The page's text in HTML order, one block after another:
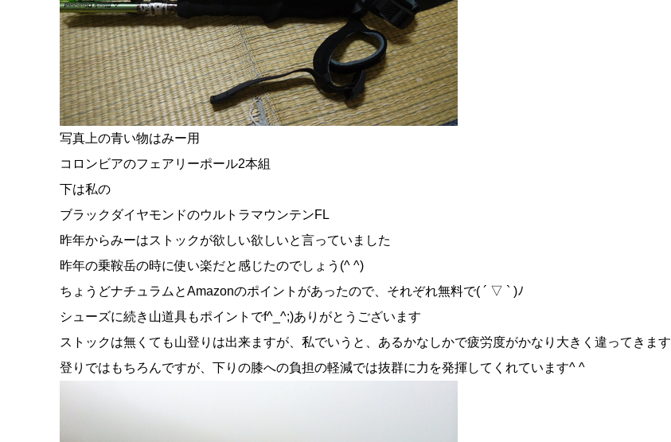
写真上の青い物はみー用
コロンビアのフェアリーポール2本組
下は私の
ブラックダイヤモンドのウルトラマウンテンFL
昨年からみーはストックが欲しい欲しいと言っていました
昨年の乗鞍岳の時に使い楽だと感じたのでしょう(^ ^)
ちょうどナチュラムとAmazonのポイントがあったので、それぞれ無料で( ´ ▽ ` )ﾉ
シューズに続き山道具もポイントでf^_^;)ありがとうございます
ストックは無くても山登りは出来ますが、私でいうと、あるかなしかで疲労度がかなり大きく違ってきます
登りではもちろんですが、下りの膝への負担の軽減では抜群に力を発揮してくれています^ ^